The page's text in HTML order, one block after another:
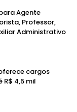
Agente
Professor,
Administrativo
cargos
4,5 mil